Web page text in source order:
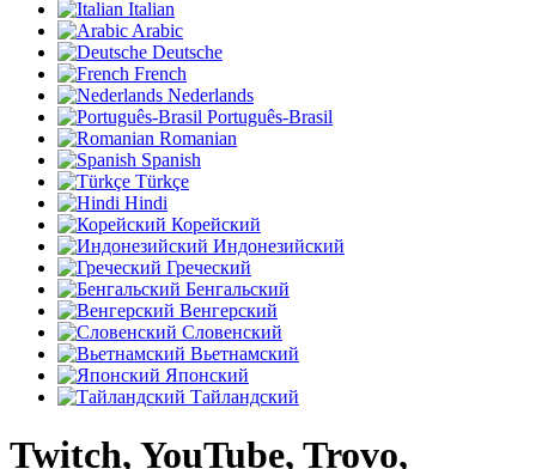
Italian
Arabic
Deutsche
French
Nederlands
Português-Brasil
Romanian
Spanish
Türkçe
Hindi
Корейский
Индонезийский
Греческий
Бенгальский
Венгерский
Словенский
Вьетнамский
Японский
Тайландский
Twitch, YouTube, Trovo,